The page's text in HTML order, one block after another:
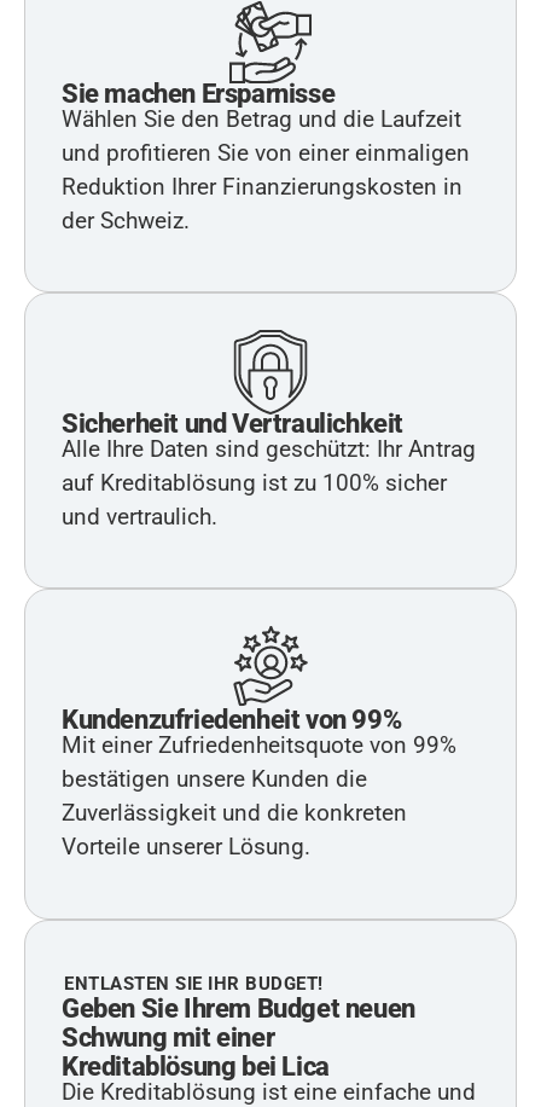
Sie machen Ersparnisse
Wählen Sie den Betrag und die Laufzeit
und profitieren Sie von einer einmaligen
Reduktion Ihrer Finanzierungskosten in
der Schweiz.
Sicherheit und Vertraulichkeit
Alle Ihre Daten sind geschützt: Ihr Antrag
auf Kreditablösung ist zu 100% sicher
und vertraulich.
Kundenzufriedenheit von 99%
Mit einer Zufriedenheitsquote von 99%
bestätigen unsere Kunden die
Zuverlässigkeit und die konkreten
Vorteile unserer Lösung.
ENTLASTEN SIE IHR BUDGET!
Geben Sie Ihrem Budget neuen
Schwung mit einer
Kreditablösung bei Lica
Die Kreditablösung ist eine einfache und